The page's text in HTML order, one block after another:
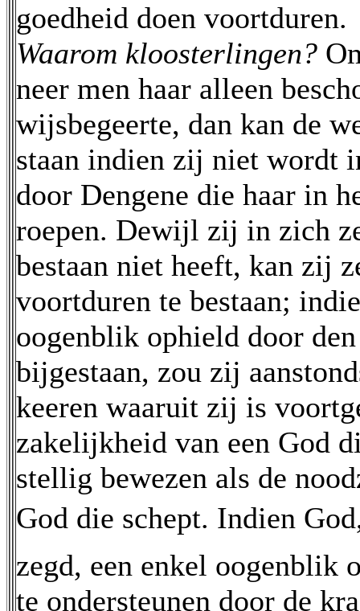
goedheid doen voortduren.
Waarom kloosterlingen?
neer men haar alleen
wijsbegeerte, dan kan de
staan indien zij niet wordt
door Dengene die haar in
roepen. Dewijl zij in zich
bestaan niet heeft, kan zij
voortduren te bestaan;
oogenblik ophield door
bijgestaan, zou zij
keeren waaruit zij is
zakelijkheid van een God
stellig bewezen als de
God die schept. Indien
zegd, een enkel oogenblik
te ondersteunen door de